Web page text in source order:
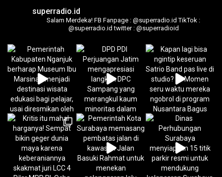
superradio.id
Salam Merdeka! FB Fanpage : @superradio.id TikTok :
@superradio.id twitter : @superradioid